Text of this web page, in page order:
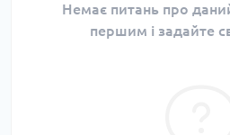
Немає питань про
першим і задайте